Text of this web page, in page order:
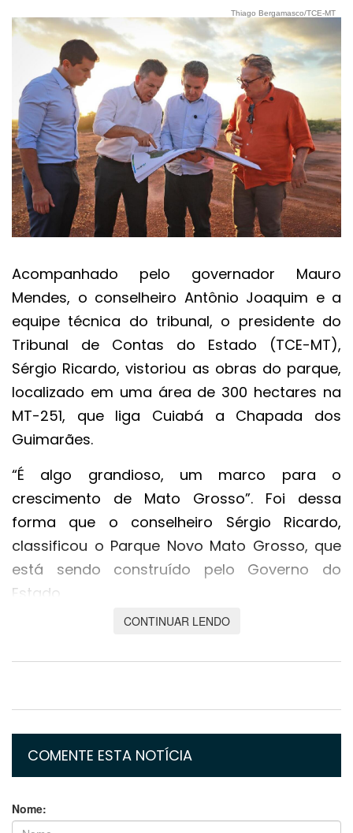
Thiago Bergamasco/TCE-MT
Acompanhado pelo governador Mauro
Mendes, o conselheiro Antônio Joaquim e a
equipe técnica do tribunal, o presidente do
Tribunal de Contas do Estado (TCE-MT),
Sérgio Ricardo, vistoriou as obras do parque,
localizado em uma área de 300 hectares na
MT-251, que liga Cuiabá a Chapada dos
Guimarães.
“É algo grandioso, um marco para o
crescimento de Mato Grosso”. Foi dessa
forma que o conselheiro Sérgio Ricardo,
classificou o Parque Novo Mato Grosso, que
está sendo construído pelo Governo do
Estado.
Também participaram da vistoria o vice-
“Essa aqui é uma obra para o futuro. É uma
obra para Mato Grosso, para Cuiabá, para a
Baixada Cuiabana e eu estou aqui muito feliz
por ver que é na minha cidade que essa obra
CONTINUAR LENDO
COMENTE ESTA NOTÍCIA
Nome: